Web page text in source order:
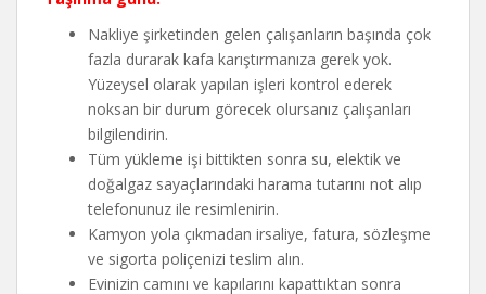
Nakliye şirketinden gelen çalışanların başında çok
fazla durarak kafa karıştırmanıza gerek yok.
Yüzeysel olarak yapılan işleri kontrol ederek
noksan bir durum görecek olursanız çalışanları
bilgilendirin.
Tüm yükleme işi bittikten sonra su, elektik ve
doğalgaz sayaçlarındaki harama tutarını not alıp
telefonunuz ile resimlenirin.
Kamyon yola çıkmadan irsaliye, fatura, sözleşme
ve sigorta poliçenizi teslim alın.
Evinizin camını ve kapılarını kapattıktan sonra